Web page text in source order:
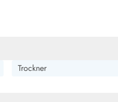
Trockner